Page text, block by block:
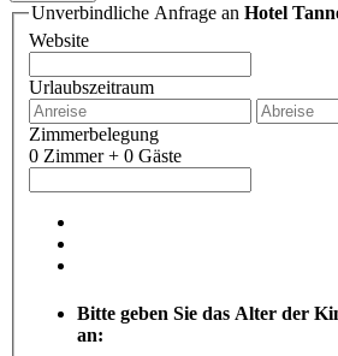
Unverbindliche Anfrage an Hotel
Website
Urlaubszeitraum
Zimmerbelegung
0 Zimmer + 0 Gäste
Bitte geben Sie das Alter der
an: